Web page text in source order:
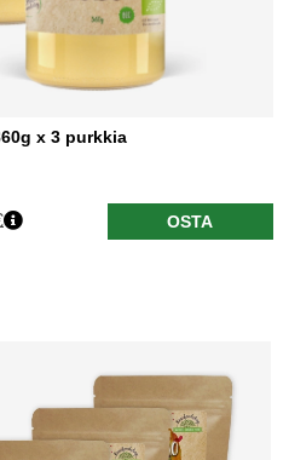
x 3 purkkia
OSTA